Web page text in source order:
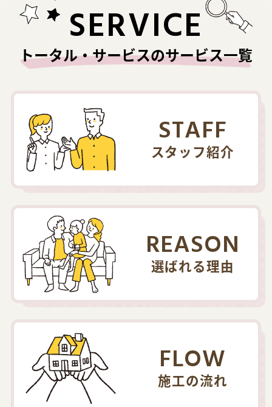
SERVICE
トータル・サービスのサービス一覧
STAFF
スタッフ紹介
REASON
選ばれる理由
FLOW
施工の流れ